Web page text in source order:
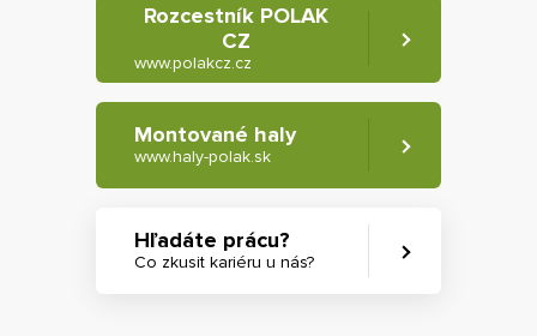
Rozcestník POLAK
CZ
www.polakcz.cz
Montované haly
www.haly-polak.sk
Hľadáte prácu?
Co zkusit kariéru u nás?